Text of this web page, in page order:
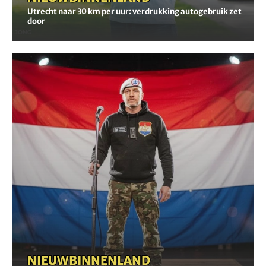
Utrecht naar 30 km per uur: verdrukking autogebruik zet
door
“Ik
mensen
wakker
schudden”
NIEUWS
-
BINNENLAND